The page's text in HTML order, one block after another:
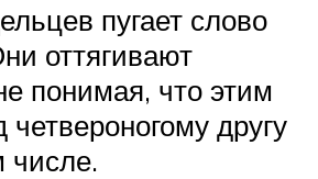
пугает слово
оттягивают
понимая, что этим
четвероногому другу
числе.